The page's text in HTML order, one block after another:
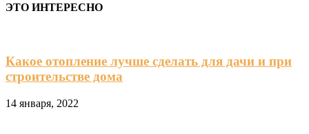
ЭТО ИНТЕРЕСНО
Какое отопление лучше сделать для дачи и при
строительстве дома
14 января, 2022